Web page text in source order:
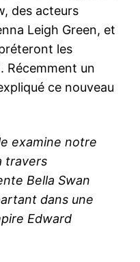
des acteurs
Leigh Green, et
les
Récemment un
ce nouveau
examine notre
travers
Bella Swan
dans une
Edward